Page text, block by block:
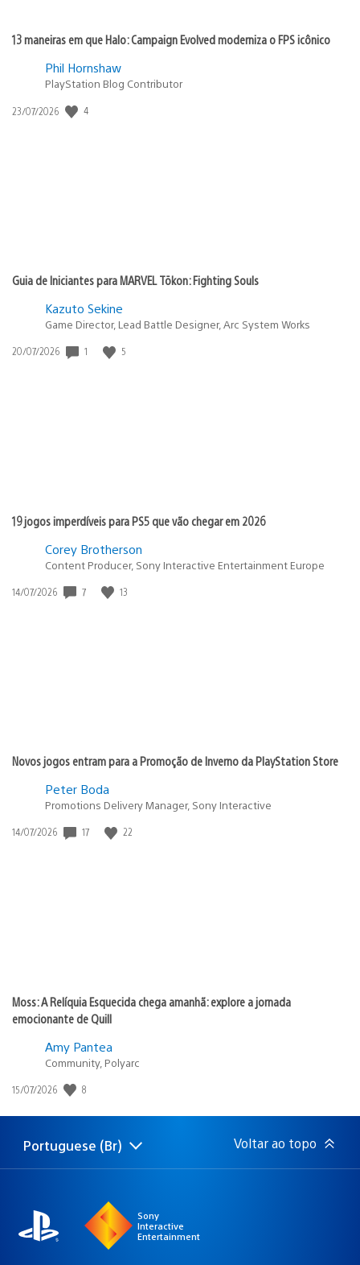
13 maneiras em que Halo: Campaign Evolved moderniza o FPS icônico
Phil Hornshaw
PlayStation Blog Contributor
Data
23/07/2026 4
Guia de Iniciantes para MARVEL Tōkon: Fighting Souls
Kazuto Sekine
Game Director, Lead Battle Designer, Arc System Works
Data
20/07/2026 1 5
19 jogos imperdíveis para PS5 que vão chegar em 2026
Corey Brotherson
Content Producer, Sony Interactive Entertainment Europe
Data
14/07/2026 7 13
Novos jogos entram para a Promoção de Inverno da PlayStation Store
Peter Boda
Promotions Delivery Manager, Sony Interactive
Data
14/07/2026 17 22
Moss: A Relíquia Esquecida chega amanhã: explore a jornada
emocionante de Quill
Amy Pantea
Community, Polyarc
Data
publicação:
15/07/2026 8
Selecione
Região
Portuguese (Br) Voltar ao topo
Sony
Interactive
Entertainment